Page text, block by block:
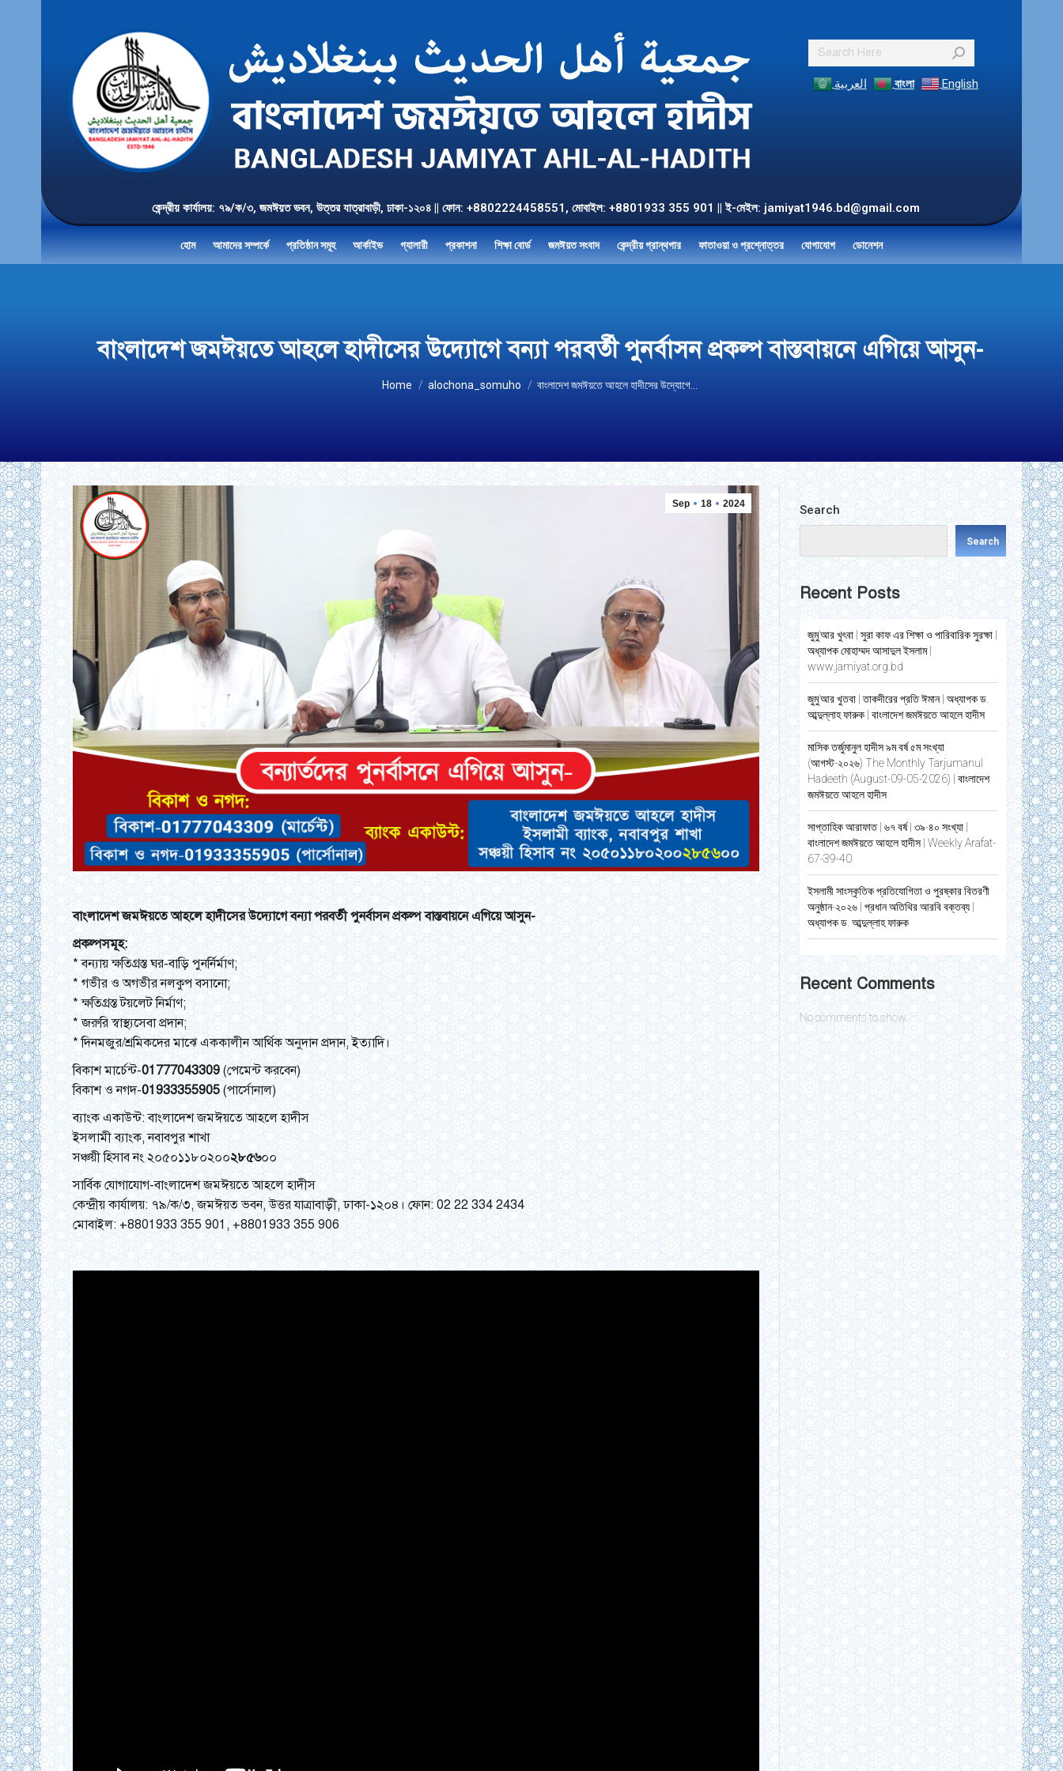
Search:
العربية বাংলা English
কেন্দ্রীয় কার্যালয়: ৭৯/ক/৩, জমঈয়ত ভবন, উত্তর যাত্রাবাড়ী, ঢাকা-১২০৪ || ফোন: +8802224458551, মোবাইল: +8801933 355 901 || ই-মেইল: jamiyat1946.bd@gmail.com
হোম আমাদের সম্পর্কে প্রতিষ্ঠান সমূহ আর্কাইভ গ্যালারী প্রকাশনা শিক্ষা বোর্ড জমঈয়ত সংবাদ কেন্দ্রীয় গ্রান্থগার ফাতাওয়া ও প্রশ্নোত্তর যোগাযোগ ডোনেশন
বাংলাদেশ জমঈয়তে আহলে হাদীসের উদ্যোগে বন্যা পরবর্তী পুনর্বাসন প্রকল্প বাস্তবায়নে এগিয়ে আসুন-
You are here:
Home alochona_somuho বাংলাদেশ জমঈয়তে আহলে হাদীসের উদ্যোগে…
Sep 18 2024
বাংলাদেশ জমঈয়তে আহলে হাদীসের উদ্যোগে বন্যা পরবর্তী পুনর্বাসন প্রকল্প বাস্তবায়নে এগিয়ে আসুন-
প্রকল্পসমূহ:
* বন্যায় ক্ষতিগ্রস্ত ঘর-বাড়ি পুনর্নির্মাণ;
* গভীর ও অগভীর নলকুপ বসানো;
* ক্ষতিগ্রস্ত টয়লেট নির্মাণ;
* জরুরি স্বাস্থ্যসেবা প্রদান;
* দিনমজুর/শ্রমিকদের মাঝে এককালীন আর্থিক অনুদান প্রদান, ইত্যাদি।
বিকাশ মার্চেন্ট-01777043309 (পেমেন্ট করবেন)
বিকাশ ও নগদ-01933355905 (পার্সোনাল)
ব্যাংক একাউন্ট: বাংলাদেশ জমঈয়তে আহলে হাদীস
ইসলামী ব্যাংক, নবাবপুর শাখা
সঞ্চয়ী হিসাব নং ২০৫০১১৮০২০০২৮৫৬০০
সার্বিক যোগাযোগ-বাংলাদেশ জমঈয়তে আহলে হাদীস
কেন্দ্রীয় কার্যালয়: ৭৯/ক/৩, জমঈয়ত ভবন, উত্তর যাত্রাবাড়ী, ঢাকা-১২০৪। ফোন: 02 22 334 2434
মোবাইল: +8801933 355 901, +8801933 355 906
Search
Search
Recent Posts
জুমু’আর খুৎবা | সুরা কাফ এর শিক্ষা ও পারিবারিক সুরক্ষা |
অধ্যাপক মোহাম্মদ আসাদুল ইসলাম |
www.jamiyat.org.bd
জুমু’আর খুতবা | তাকদীরের প্রতি ঈমান | অধ্যাপক ড.
আব্দুল্লাহ ফারুক | বাংলাদেশ জমঈয়তে আহলে হাদীস
মাসিক তর্জুমানুল হাদীস ৯ম বর্ষ ৫ম সংখ্যা
(আগস্ট-২০২৬) The Monthly Tarjumanul
Hadeeth (August-09-05-2026) | বাংলাদেশ
জমঈয়তে আহলে হাদীস
সাপ্তাহিক আরাফাত | ৬৭ বর্ষ | ৩৯-৪০ সংখ্যা |
বাংলাদেশ জমঈয়তে আহলে হাদীস | Weekly Arafat-
67-39-40
ইসলামী সাংস্কৃতিক প্রতিযোগিতা ও পুরষ্কার বিতরণী
অনুষ্ঠান-২০২৬ | প্রধান অতিথির আরবি বক্তব্য |
অধ্যাপক ড. আব্দুল্লাহ ফারুক
Recent Comments
No comments to show.